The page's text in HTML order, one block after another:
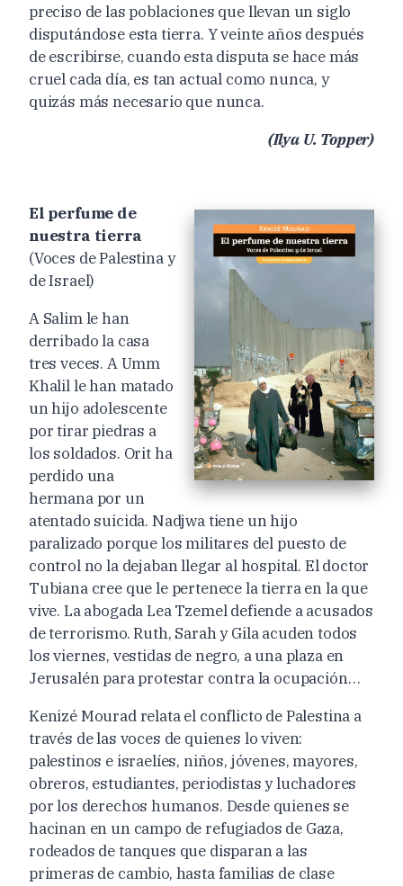
preciso de las poblaciones que llevan un siglo
disputándose esta tierra. Y veinte años después
de escribirse, cuando esta disputa se hace más
cruel cada día, es tan actual como nunca, y
quizás más necesario que nunca.
(Ilya U. Topper)
El perfume de
nuestra tierra
(Voces de Palestina y
de Israel)
A Salim le han
derribado la casa
tres veces. A Umm
Khalil le han matado
un hijo adolescente
por tirar piedras a
los soldados. Orit ha
perdido una
hermana por un
atentado suicida. Nadjwa tiene un hijo
paralizado porque los militares del puesto de
control no la dejaban llegar al hospital. El doctor
Tubiana cree que le pertenece la tierra en la que
vive. La abogada Lea Tzemel defiende a acusados
de terrorismo. Ruth, Sarah y Gila acuden todos
los viernes, vestidas de negro, a una plaza en
Jerusalén para protestar contra la ocupación…
Kenizé Mourad relata el conflicto de Palestina a
través de las voces de quienes lo viven:
palestinos e israelíes, niños, jóvenes, mayores,
obreros, estudiantes, periodistas y luchadores
por los derechos humanos. Desde quienes se
hacinan en un campo de refugiados de Gaza,
rodeados de tanques que disparan a las
primeras de cambio, hasta familias de clase